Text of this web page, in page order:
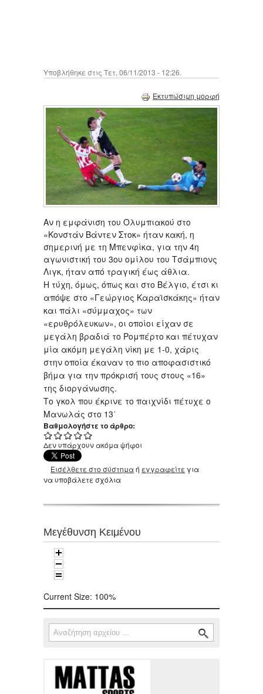
Υποβλήθηκε στις Τετ, 06/11/2013 - 12:26.
Εκτυπώσιμη μορφή
Αν η εμφάνιση του Ολυμπιακού στο
«Κονστάν Βάντεν Στοκ» ήταν κακή, η
σημερινή με τη Μπενφίκα, για την 4η
αγωνιστική του 3ου ομίλου του Τσάμπιονς
Λιγκ, ήταν από τραγική έως άθλια.
Η τύχη, όμως, όπως και στο Βέλγιο, έτσι κι
απόψε στο «Γεώργιος Καραϊσκάκης» ήταν
και πάλι «σύμμαχος» των
«ερυθρόλευκων», οι οποίοι είχαν σε
μεγάλη βραδιά το Ρομπέρτο και πέτυχαν
μία ακόμη μεγάλη νίκη με 1-0, χάρις
στην οποία έκαναν το πιο αποφασιστικό
βήμα για την πρόκρισή τους στους «16»
της διοργάνωσης.
Το γκολ που έκρινε το παιχνίδι πέτυχε ο
Μανωλάς στο 13΄
Βαθμολογήστε το άρθρο:
Δεν υπάρχουν ακόμα ψήφοι
Εισέλθετε στο σύστημαή εγγραφείτε για
να υποβάλετε σχόλια
Μεγέθυνση Κειμένου
Current Size: 100%
Φόρμα αναζήτησης
Αναζήτηση